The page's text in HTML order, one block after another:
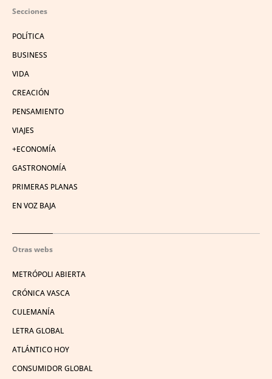
Secciones
POLÍTICA
BUSINESS
VIDA
CREACIÓN
PENSAMIENTO
VIAJES
+ECONOMÍA
GASTRONOMÍA
PRIMERAS PLANAS
EN VOZ BAJA
Otras webs
METRÓPOLI ABIERTA
CRÓNICA VASCA
CULEMANÍA
LETRA GLOBAL
ATLÁNTICO HOY
CONSUMIDOR GLOBAL